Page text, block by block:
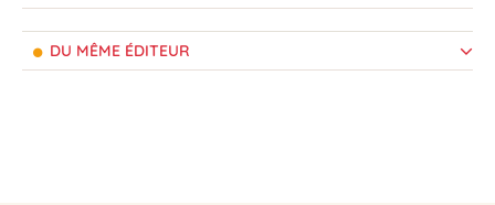
DU MÊME ÉDITEUR